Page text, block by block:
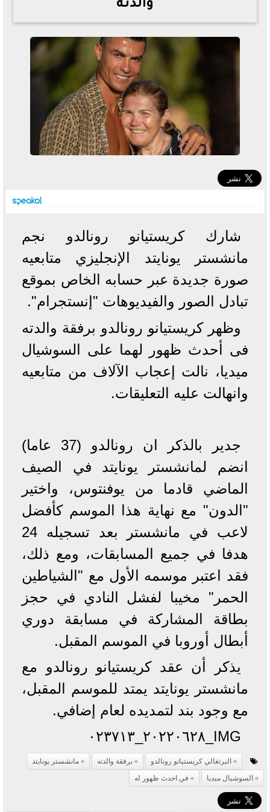
تصرف مثير من ميسي ونجوم الأرجنتين قبل مواجهة مصر
تحسن حالة فضل شاكر الصحية وخروجه من المستشفى |
أسعار الحديد والأسمنت اليوم الإثنين 6 - 7 - 2026
والدته
شارك كريستيانو رونالدو نجم
مانشستر يونايتد الإنجليزي متابعيه
صورة جديدة عبر حسابه الخاص بموقع
تبادل الصور والفيديوهات "إنستجرام".
وظهر كريستيانو رونالدو برفقة والدته
فى أحدث ظهور لهما على السوشيال
ميديا، نالت إعجاب الآلاف من متابعيه
وانهالت عليه التعليقات.
جدير بالذكر ان رونالدو (37 عاما)
انضم لمانشستر يونايتد في الصيف
الماضي قادما من يوفنتوس، واختير
"الدون" مع نهاية هذا الموسم كأفضل
لاعب في مانشستر بعد تسجيله 24
هدفا في جميع المسابقات، ومع ذلك،
فقد اعتبر موسمه الأول مع "الشياطين
الحمر" مخيبا لفشل النادي في حجز
بطاقة المشاركة في مسابقة دوري
أبطال أوروبا في الموسم المقبل.
يذكر أن عقد كريستيانو رونالدو مع
مانشستر يونايتد يمتد للموسم المقبل،
مع وجود بند لتمديده لعام إضافي.
IMG_٢٠٢٢٠٦٢٨_٠٢٣٧١٣
البرتغالي كريستيانو رونالدو برفقة والدته
مانشستر يونايتد
السوشيال ميديا
في احدث ظهور له